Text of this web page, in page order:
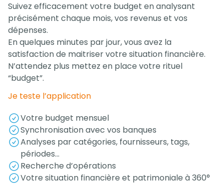
Suivez efficacement votre budget en analysant
précisément chaque mois, vos revenus et vos
dépenses.
En quelques minutes par jour, vous avez la
satisfaction de maitriser votre situation financière.
N’attendez plus mettez en place votre rituel
“budget”.
Je teste l’application
Votre budget mensuel
Synchronisation avec vos banques
Analyses par catégories, fournisseurs, tags,
périodes…
Recherche d’opérations
Votre situation financière et patrimoniale à 360°